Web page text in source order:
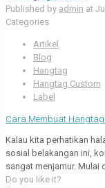
Published by admin at
Categories
Artikel
Blog
Hangtag
Hangtag Custom
Label
Cara Membuat
Kalau kita perhatikan
sosial belakangan ini,
sangat menjamur. Mulai
Do you like it?